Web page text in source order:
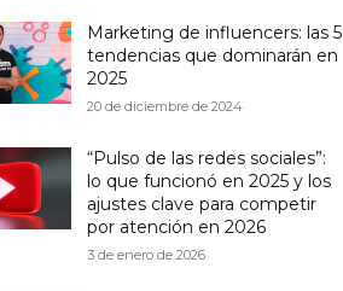
Marketing de influencers: las 5
tendencias que dominarán en
2025
20 de diciembre de 2024
“Pulso de las redes sociales”:
lo que funcionó en 2025 y los
ajustes clave para competir
por atención en 2026
3 de enero de 2026